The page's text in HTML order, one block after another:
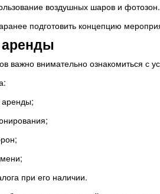
воздушных шаров и фотозон.
подготовить концепцию
важно внимательно ознакомиться с
аренды;
при его наличии.